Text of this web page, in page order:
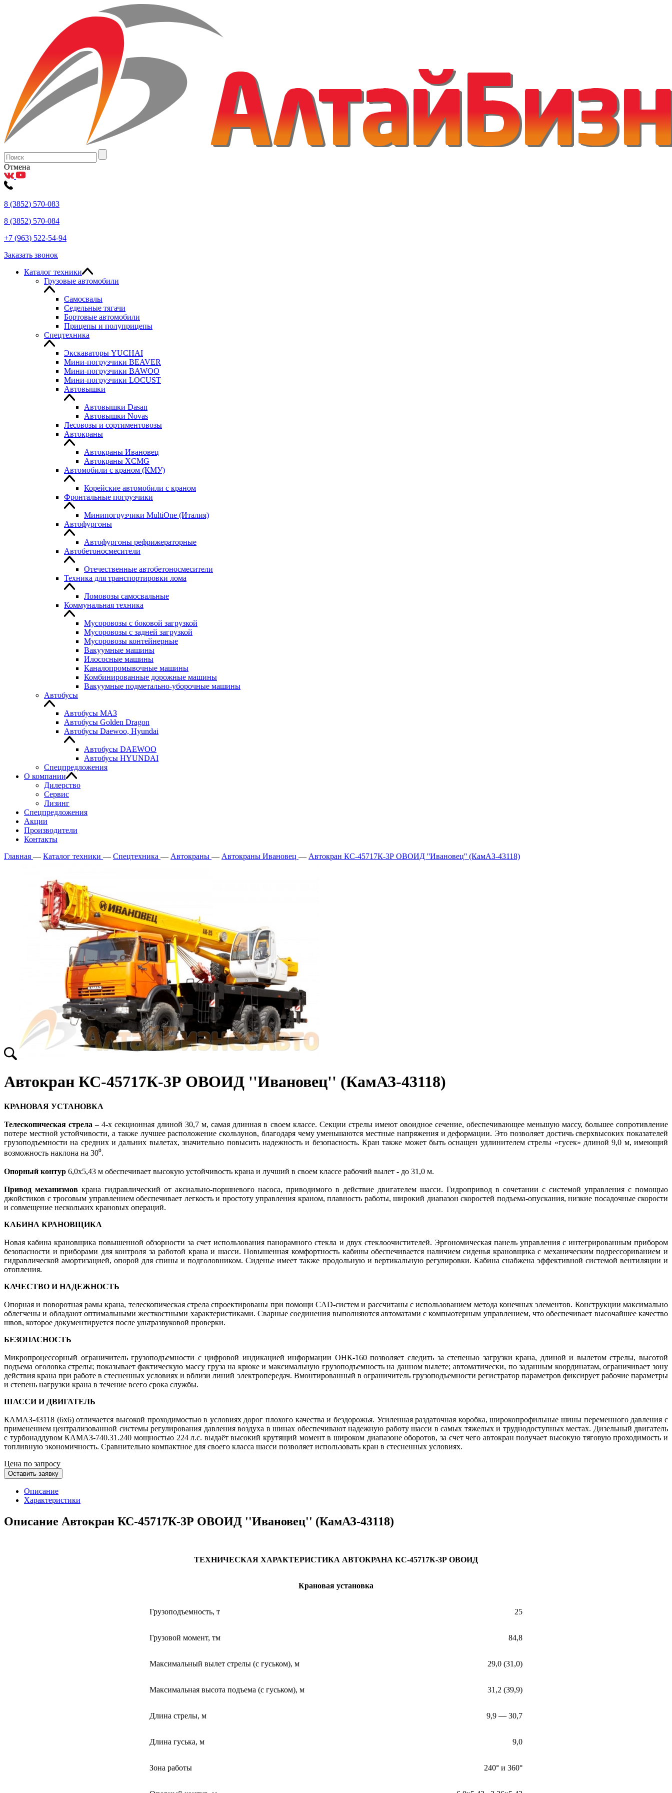
Отмена
8 (3852) 570-083
8 (3852) 570-084
+7 (963) 522-54-94
Заказать звонок
Каталог техники
Грузовые автомобили
Самосвалы
Седельные тягачи
Бортовые автомобили
Прицепы и полуприцепы
Спецтехника
Экскаваторы YUCHAI
Мини-погрузчики BEAVER
Мини-погрузчики BAWOO
Мини-погрузчики LOCUST
Автовышки
Автовышки Dasan
Автовышки Novas
Лесовозы и сортиментовозы
Автокраны
Автокраны Ивановец
Автокраны XCMG
Автомобили с краном (КМУ)
Корейские автомобили с краном
Фронтальные погрузчики
Минипогрузчики MultiOne (Италия)
Автофургоны
Автофургоны рефрижераторные
Автобетоносмесители
Отечественные автобетоносмесители
Техника для транспортировки лома
Ломовозы самосвальные
Коммунальная техника
Мусоровозы с боковой загрузкой
Мусоровозы с задней загрузкой
Мусоровозы контейнерные
Вакуумные машины
Илососные машины
Каналопромывочные машины
Комбинированные дорожные машины
Вакуумные подметально-уборочные машины
Автобусы
Автобусы МАЗ
Автобусы Golden Dragon
Автобусы Daewoo, Hyundai
Автобусы DAEWOO
Автобусы HYUNDAI
Спецпредложения
О компании
Дилерство
Сервис
Лизинг
Спецпредложения
Акции
Производители
Контакты
Главная — Каталог техники — Спецтехника — Автокраны — Автокраны Ивановец — Автокран КС-45717К-3Р ОВОИД ''Ивановец'' (КамАЗ-43118)
Автокран КС-45717К-3Р ОВОИД ''Ивановец'' (КамАЗ-43118)
КРАНОВАЯ УСТАНОВКА
Телескопическая стрела – 4-х секционная длиной 30,7 м, самая длинная в своем классе. Секции стрелы имеют овоидное сечение, обеспечивающее меньшую массу, большее сопротивление
потере местной устойчивости, а также лучшее расположение скользунов, благодаря чему уменьшаются местные напряжения и деформации. Это позволяет достичь сверхвысоких показателей
грузоподъемности на средних и дальних вылетах, значительно повысить надежность и безопасность. Кран также может быть оснащен удлинителем стрелы «гусек» длиной 9,0 м, имеющий
возможность наклона на 30⁰.
Опорный контур 6,0х5,43 м обеспечивает высокую устойчивость крана и лучший в своем классе рабочий вылет - до 31,0 м.
Привод механизмов крана гидравлический от аксиально-поршневого насоса, приводимого в действие двигателем шасси. Гидропривод в сочетании с системой управления с помощью
джойстиков с тросовым управлением обеспечивает легкость и простоту управления краном, плавность работы, широкий диапазон скоростей подъема-опускания, низкие посадочные скорости
и совмещение нескольких крановых операций.
КАБИНА КРАНОВЩИКА
Новая кабина крановщика повышенной обзорности за счет использования панорамного стекла и двух стеклоочистителей. Эргономическая панель управления с интегрированным прибором
безопасности и приборами для контроля за работой крана и шасси. Повышенная комфортность кабины обеспечивается наличием сиденья крановщика с механическим подрессориванием и
гидравлической амортизацией, опорой для спины и подголовником. Сиденье имеет также продольную и вертикальную регулировки. Кабина снабжена эффективной системой вентиляции и
отопления.
КАЧЕСТВО И НАДЕЖНОСТЬ
Опорная и поворотная рамы крана, телескопическая стрела спроектированы при помощи CAD-систем и рассчитаны с использованием метода конечных элементов. Конструкции максимально
облегчены и обладают оптимальными жесткостными характеристиками. Сварные соединения выполняются автоматами с компьютерным управлением, что обеспечивает высочайшее качество
швов, которое документируется после ультразвуковой проверки.
БЕЗОПАСНОСТЬ
Микропроцессорный ограничитель грузоподъемности с цифровой индикацией информации ОНК-160 позволяет следить за степенью загрузки крана, длиной и вылетом стрелы, высотой
подъема оголовка стрелы; показывает фактическую массу груза на крюке и максимальную грузоподъемность на данном вылете; автоматически, по заданным координатам, ограничивает зону
действия крана при работе в стесненных условиях и вблизи линий электропередач. Вмонтированный в ограничитель грузоподъемности регистратор параметров фиксирует рабочие параметры
и степень нагрузки крана в течение всего срока службы.
ШАССИ И ДВИГАТЕЛЬ
КАМАЗ-43118 (6х6) отличается высокой проходимостью в условиях дорог плохого качества и бездорожья. Усиленная раздаточная коробка, широкопрофильные шины переменного давления с
применением централизованной системы регулирования давления воздуха в шинах обеспечивают надежную работу шасси в самых тяжелых и труднодоступных местах. Дизельный двигатель
с турбонаддувом КАМАЗ-740.31.240 мощностью 224 л.с. выдаёт высокий крутящий момент в широком диапазоне оборотов, за счет чего автокран получает высокую тяговую проходимость и
топливную экономичность. Сравнительно компактное для своего класса шасси позволяет использовать кран в стесненных условиях.
Цена по запросу
Оставить заявку
Описание
Характеристики
Описание Автокран КС-45717К-3Р ОВОИД ''Ивановец'' (КамАЗ-43118)
ТЕХНИЧЕСКАЯ ХАРАКТЕРИСТИКА АВТОКРАНА КС-45717К-3Р ОВОИД
Крановая установка
Грузоподъемность, т 25
Грузовой момент, тм 84,8
Максимальный вылет стрелы (с гуськом), м 29,0 (31,0)
Максимальная высота подъема (с гуськом), м 31,2 (39,9)
Длина стрелы, м 9,9 — 30,7
Длина гуська, м 9,0
Зона работы 240° и 360°